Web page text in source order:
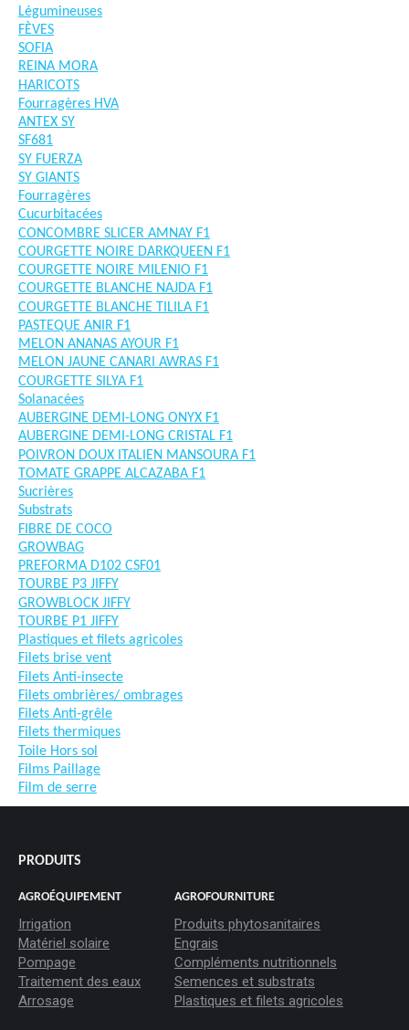
Légumineuses
FÈVES
SOFIA
REINA MORA
HARICOTS
Fourragères HVA
ANTEX SY
SF681
SY FUERZA
SY GIANTS
Fourragères
Cucurbitacées
CONCOMBRE SLICER AMNAY F1
COURGETTE NOIRE DARKQUEEN F1
COURGETTE NOIRE MILENIO F1
COURGETTE BLANCHE NAJDA F1
COURGETTE BLANCHE TILILA F1
PASTEQUE ANIR F1
MELON ANANAS AYOUR F1
MELON JAUNE CANARI AWRAS F1
COURGETTE SILYA F1
Solanacées
AUBERGINE DEMI-LONG ONYX F1
AUBERGINE DEMI-LONG CRISTAL F1
POIVRON DOUX ITALIEN MANSOURA F1
TOMATE GRAPPE ALCAZABA F1
Sucrières
Substrats
FIBRE DE COCO
GROWBAG
PREFORMA D102 CSF01
TOURBE P3 JIFFY
GROWBLOCK JIFFY
TOURBE P1 JIFFY
Plastiques et filets agricoles
Filets brise vent
Filets Anti-insecte
Filets ombrières/ ombrages
Filets Anti-grêle
Filets thermiques
Toile Hors sol
Films Paillage
Film de serre
PRODUITS
AGROÉQUIPEMENT
Irrigation
Matériel solaire
Pompage
Traitement des eaux
Arrosage
AGROFOURNITURE
Produits phytosanitaires
Engrais
Compléments nutritionnels
Semences et substrats
Plastiques et filets agricoles